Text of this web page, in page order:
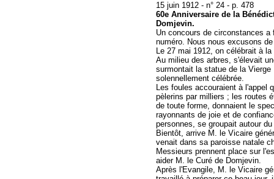
15 juin 1912 - n° 24 - p. 478
60e Anniversaire de la
Domjevin.
Un concours de circonstances a
numéro. Nous nous excusons
Le 27 mai 1912, on célébrait à
Au milieu des arbres, s'élevait
surmontait la statue de la
solennellement célébrée.
Les foules accouraient à l'appel
pèlerins par milliers ; les routes
de toute forme, donnaient le
rayonnants de joie et de
personnes, se groupait autour
Bientôt, arrive M. le Vicaire
venait dans sa paroisse natale
Messieurs prennent place sur
aider M. le Curé de Domjevin.
Après l'Evangile, M. le Vicaire